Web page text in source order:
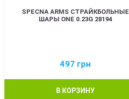
SPECNA ARMS СТРАЙКБОЛЬНЫЕ
ШАРЫ ONE 0.23G 28194
497 грн
В КОРЗИНУ